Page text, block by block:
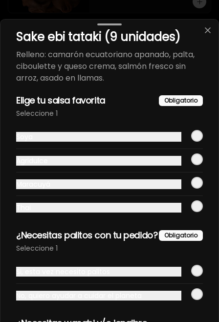
Gyozas salmón (5
Empanaditas japonesas de
salmón y queso crema.
unidades)
verduras.
Sashimi
Sashimi atún (8 unidades)
Sake ebi tataki (9 unidades)
Relleno: camarón ecuatoriano apanado, palta,
ciboulette y queso crema, salmón fresco sin
arroz, asado en llamas.
Elige tu salsa favorita Obligatorio
Seleccione 1
¿Necesitas palitos con tu pedido? Obligatorio
Seleccione 1